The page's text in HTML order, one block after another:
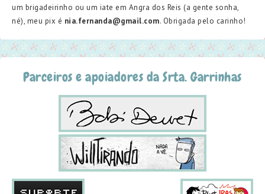
um brigadeirinho ou um iate em Angra dos Reis (a gente sonha,
né), meu pix é nia.fernanda@gmail.com. Obrigada pelo carinho!
Parceiros e apoiadores da Srta. Garrinhas